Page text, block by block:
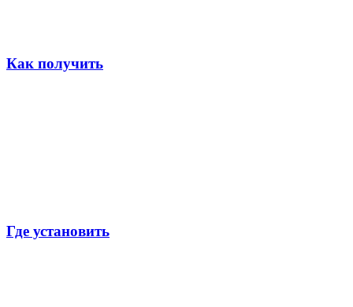
Как получить
Где установить